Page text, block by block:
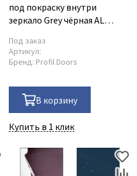
под покраску внутри
зеркало Grey чёрная AL
Под заказ
Артикул:
Бренд: Profil Doors
В корзину
Купить в 1 клик